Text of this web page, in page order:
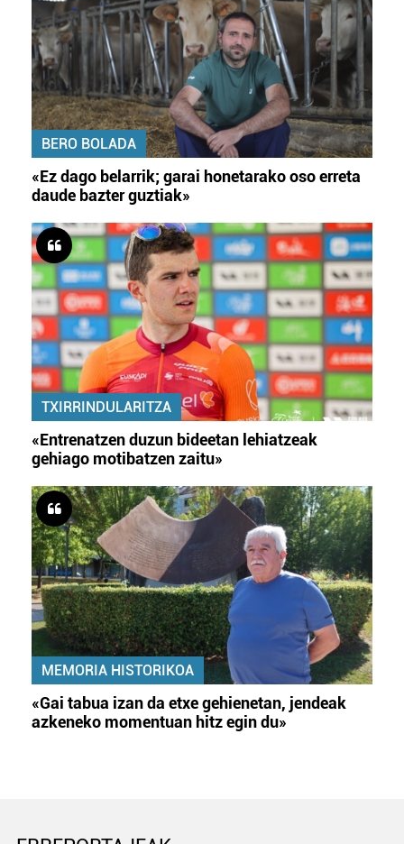
BERO BOLADA
«Ez dago belarrik; garai honetarako oso erreta
daude bazter guztiak»
TXIRRINDULARITZA
«Entrenatzen duzun bideetan lehiatzeak
gehiago motibatzen zaitu»
MEMORIA HISTORIKOA
«Gai tabua izan da etxe gehienetan, jendeak
azkeneko momentuan hitz egin du»